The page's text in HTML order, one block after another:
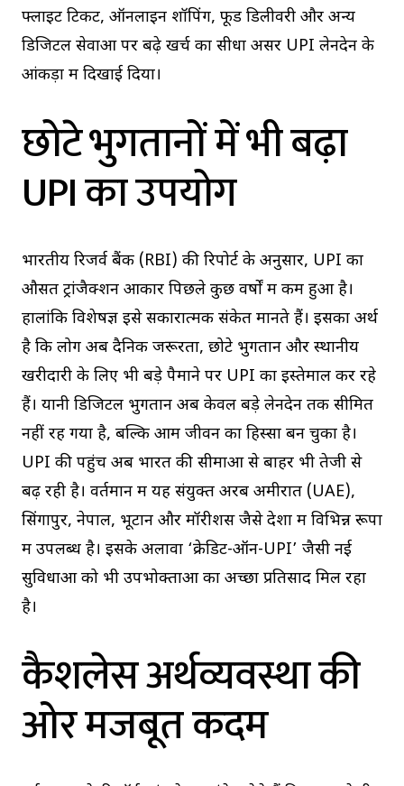
फ्लाइट टिकट, ऑनलाइन शॉपिंग, फूड डिलीवरी और अन्य
डिजिटल सेवाओं पर बढ़े खर्च का सीधा असर UPI लेनदेन के
आंकड़ों में दिखाई दिया।
छोटे भुगतानों में भी बढ़ा
UPI का उपयोग
भारतीय रिजर्व बैंक (RBI) की रिपोर्ट के अनुसार, UPI का
औसत ट्रांजैक्शन आकार पिछले कुछ वर्षों में कम हुआ है।
हालांकि विशेषज्ञ इसे सकारात्मक संकेत मानते हैं। इसका अर्थ
है कि लोग अब दैनिक जरूरतों, छोटे भुगतान और स्थानीय
खरीदारी के लिए भी बड़े पैमाने पर UPI का इस्तेमाल कर रहे
हैं। यानी डिजिटल भुगतान अब केवल बड़े लेनदेन तक सीमित
नहीं रह गया है, बल्कि आम जीवन का हिस्सा बन चुका है।
UPI की पहुंच अब भारत की सीमाओं से बाहर भी तेजी से
बढ़ रही है। वर्तमान में यह संयुक्त अरब अमीरात (UAE),
सिंगापुर, नेपाल, भूटान और मॉरीशस जैसे देशों में विभिन्न रूपों
में उपलब्ध है। इसके अलावा ‘क्रेडिट-ऑन-UPI’ जैसी नई
सुविधाओं को भी उपभोक्ताओं का अच्छा प्रतिसाद मिल रहा
है।
कैशलेस अर्थव्यवस्था की
ओर मजबूत कदम